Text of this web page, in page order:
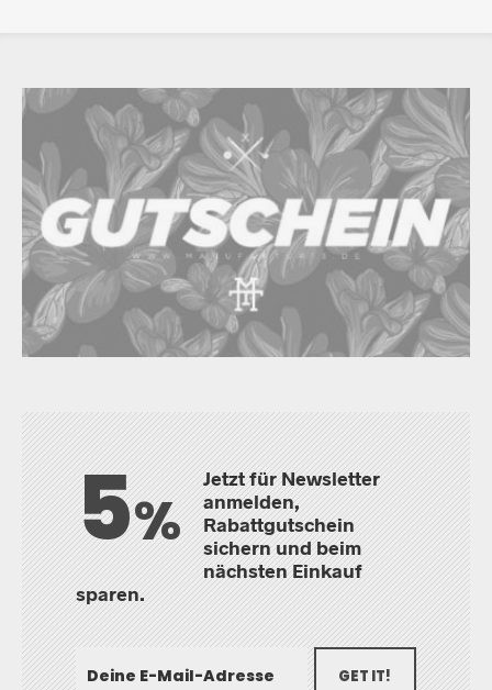
5%
Jetzt für Newsletter
anmelden,
Rabattgutschein
sichern und beim
nächsten Einkauf
sparen.
GET IT!